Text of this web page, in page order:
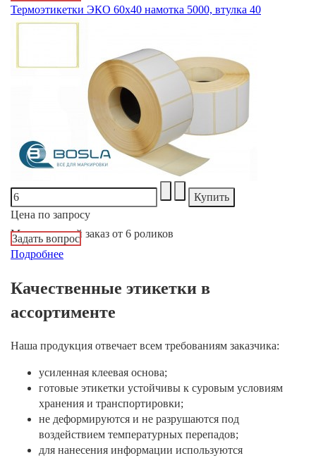
Термоэтикетки ЭКО 60х40 намотка 5000, втулка 40
Цена по запросу
Минимальный заказ от 6 роликов
Задать вопрос
Подробнее
Качественные этикетки в
ассортименте
Наша продукция отвечает всем требованиям заказчика:
усиленная клеевая основа;
готовые этикетки устойчивы к суровым условиям
хранения и транспортировки;
не деформируются и не разрушаются под
воздействием температурных перепадов;
для нанесения информации используются